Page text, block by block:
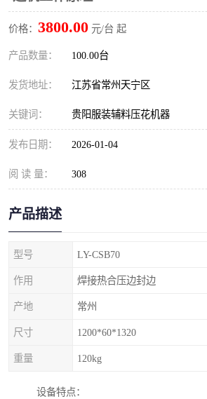
价格： 3800.00 元/台 起
产品数量： 100.00台
发货地址： 江苏省常州天宁区
关键词： 贵阳服装辅料压花机器
发布日期： 2026-01-04
阅 读 量： 308
产品描述
型号 LY-CSB70
作用 焊接热合压边封边
产地 常州
尺寸 1200*60*1320
重量 120kg
设备特点：